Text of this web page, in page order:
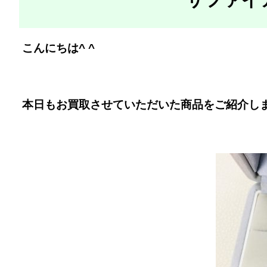
こんにちは^ ^
本日もお買取させていただいた商品をご紹介し